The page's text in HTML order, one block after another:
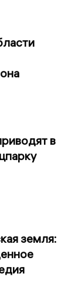
в
земля: